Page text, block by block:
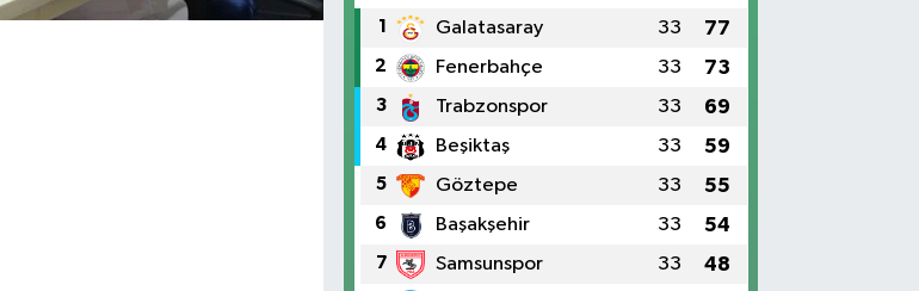
1 Galatasaray 33 77
2 Fenerbahçe 33 73
3 Trabzonspor 33 69
4 Beşiktaş 33 59
5 Göztepe 33 55
6 Başakşehir 33 54
7 Samsunspor 33 48